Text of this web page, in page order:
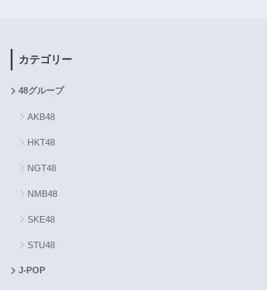
カテゴリー
48グループ
AKB48
HKT48
NGT48
NMB48
SKE48
STU48
J-POP